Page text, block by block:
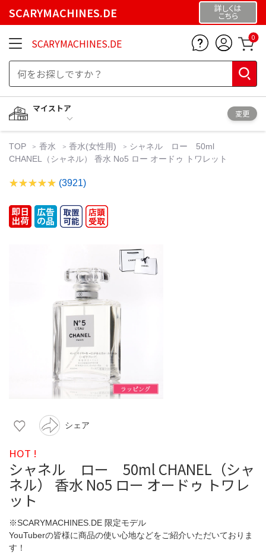
SCARYMACHINES.DE 詳しくは
こちら
SCARYMACHINES.DE 0
マイストア
変更
TOP 香水 香水(女性用)
シャネル ロー 50ml
CHANEL（シャネル） 香水 No5 ロー オードゥ トワレット
(3921)
シェア
HOT !
シャネル ロー 50ml CHANEL（シャ
ネル） 香水 No5 ロー オードゥ トワレ
ット
※SCARYMACHINES.DE 限定モデル
YouTuberの皆様に商品の使い心地などをご紹介いただいておりま
す！